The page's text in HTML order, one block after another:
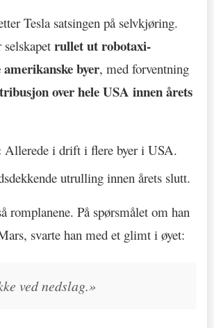
Tesla satsingen på selvkjøring.
rullet ut robotaxi-
byer, med forventning
over hele USA innen årets
Allerede i drift i flere byer i USA.
utrulling innen årets slutt.
romplanene. På spørsmålet om han
svarte han med et glimt i øyet:
ved nedslag.»